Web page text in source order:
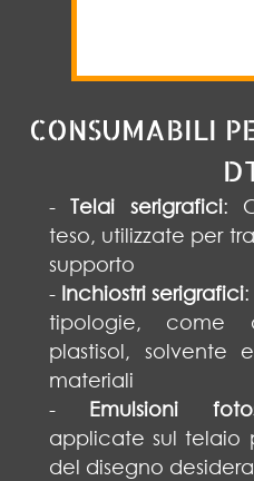
CONSUMABILI
-Telai serigrafici:
teso, utilizzate per
supporto
- Inchiostri serigrafici
tipologie, come
plastisol,
materiali
- Emulsioni
applicate sul telaio
del disegno